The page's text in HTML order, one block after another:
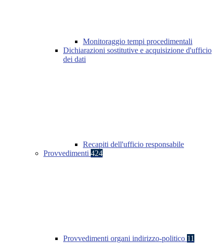
Monitoraggio tempi procedimentali
Dichiarazioni sostitutive e acquisizione d'ufficio
dei dati
Recapiti dell'ufficio responsabile
Provvedimenti 424
Provvedimenti organi indirizzo-politico 11